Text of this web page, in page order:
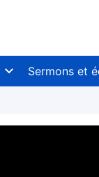
Sermons et